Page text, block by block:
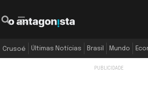
Crusoé Últimas Notícias Brasil Mundo